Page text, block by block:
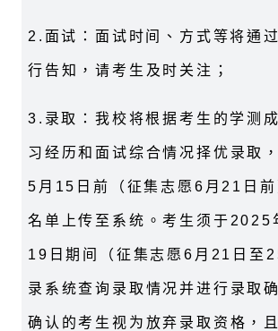
2. 面试：面试时间、方式等将通
行告知，请考生及时关注；
3. 录取：我校将根据考生的学测
习经历和面试综合情况择优录取
5 月 15 日前（征集志愿 6 月 21 日
名单上传至系统。考生须于 2025
19 日期间（征集志愿6 月 21 日至
录系统查询录取情况并进行录取
确认的考生视为放弃录取资格，